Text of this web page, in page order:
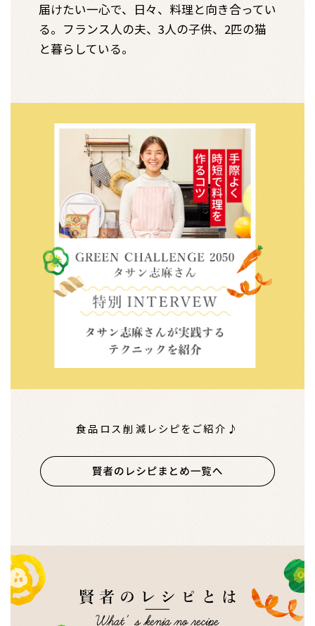
届けたい一心で、日々、料理と向き合ってい
る。フランス人の夫、3人の子供、2匹の猫
と暮らしている。
食品ロス削減レシピをご紹介♪